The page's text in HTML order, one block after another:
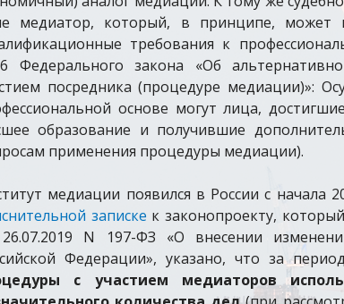
медиатор, который, в принципе, может
требования к
Федерального закона «Об
посредника (процедуре медиации)»:
основе могут лица,
образование и получившие
применения процедуры медиации).
медиации появился в России с начала
записке к законопроекту,
N 197-ФЗ «О внесении
Федерации», указано, что за
с участием медиаторов